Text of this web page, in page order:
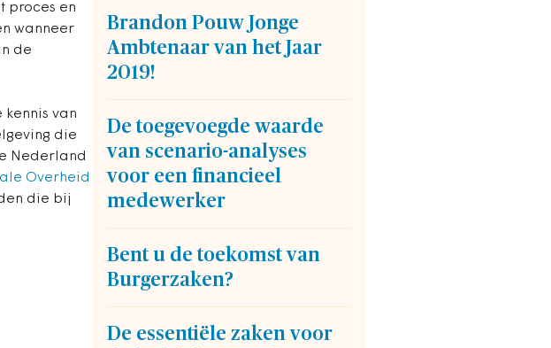
proces en
wanneer
de
van
die
Nederland
Overheid
die bij
Brandon Pouw Jonge
Ambtenaar van het Jaar
2019!
De toegevoegde waarde
van scenario-analyses
voor een financieel
medewerker
Bent u de toekomst van
Burgerzaken?
De essentiële zaken voor